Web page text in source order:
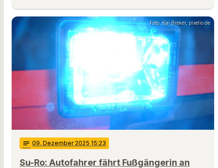
Foto: Kai Breker, pixelio.de
notes 09. Dezember 2025 15:23
Su-Ro: Autofahrer fährt Fußgängerin an